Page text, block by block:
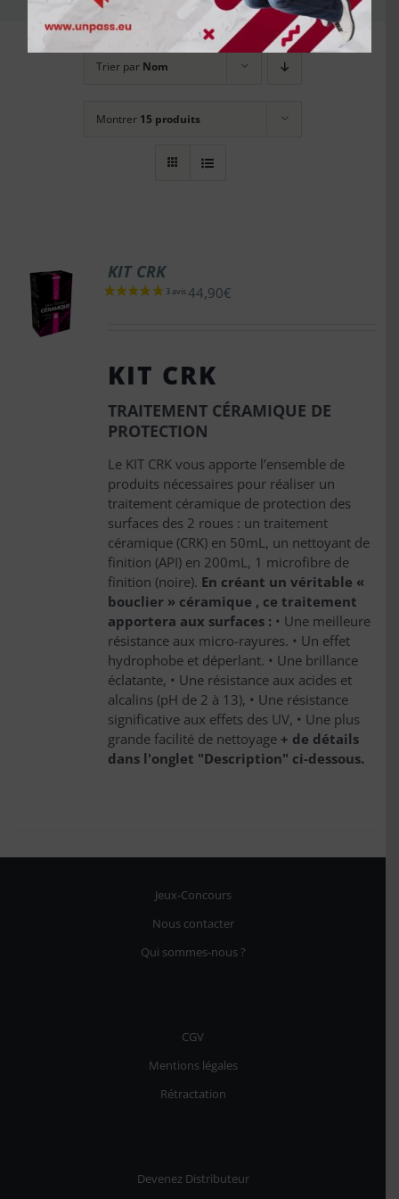
Trier par Nom
Montrer 15 produits
KIT CRK
3 avis
44,90€
KIT CRK
TRAITEMENT CÉRAMIQUE DE
PROTECTION
Le KIT CRK vous apporte l’ensemble de
produits nécessaires pour réaliser un
traitement céramique de protection des
surfaces des 2 roues : un traitement
céramique (CRK) en 50mL, un nettoyant de
finition (API) en 200mL, 1 microfibre de
finition (noire). En créant un véritable «
bouclier » céramique , ce traitement
apportera aux surfaces : • Une meilleure
résistance aux micro-rayures. • Un effet
hydrophobe et déperlant. • Une brillance
éclatante, • Une résistance aux acides et
alcalins (pH de 2 à 13), • Une résistance
significative aux effets des UV, • Une plus
grande facilité de nettoyage + de détails
dans l'onglet "Description" ci-dessous.
Jeux-Concours
Nous contacter
Qui sommes-nous ?
CGV
Mentions légales
Rétractation
Devenez Distributeur